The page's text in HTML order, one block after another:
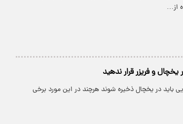
از…
و فریزر قرار ندهید
باید در یخچال ذخیره شوند هرچند در این مورد برخی